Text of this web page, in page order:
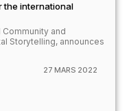
the international
and
Storytelling, announces
27 MARS 2022